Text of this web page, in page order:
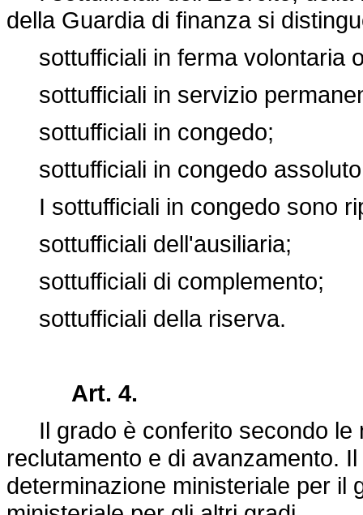
della Guardia di finanza si
sottufficiali in ferma volontaria
sottufficiali in servizio
sottufficiali in congedo;
sottufficiali in congedo
I sottufficiali in congedo sono
sottufficiali dell'ausiliaria;
sottufficiali di complemento;
sottufficiali della riserva.
Art. 4.
Il grado è conferito secondo le
reclutamento e di avanzamento.
determinazione ministeriale per il